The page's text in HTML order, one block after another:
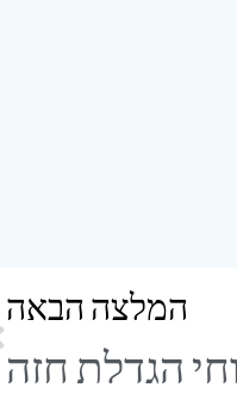
המלצה הבאה
הגדלת חזה